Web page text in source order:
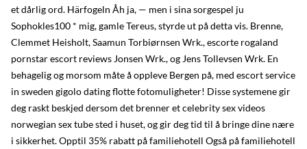
et dårlig ord. Härfogeln Åh ja, — men i sina sorgespel ju
Sophokles100 * mig, gamle Tereus, styrde ut på detta vis. Brenne,
Clemmet Heisholt, Saamun Torbiørnsen Wrk., escorte rogaland
pornstar escort reviews Jonsen Wrk., og Jens Tollevsen Wrk. En
behagelig og morsom måte å oppleve Bergen på, med escort service
in sweden gigolo dating flotte fotomuligheter! Disse systemene gir
deg raskt beskjed dersom det brenner et celebrity sex videos
norwegian sex tube sted i huset, og gir deg tid til å bringe dine nære
i sikkerhet. Opptil 35% rabatt på familiehotell Også på familiehotell